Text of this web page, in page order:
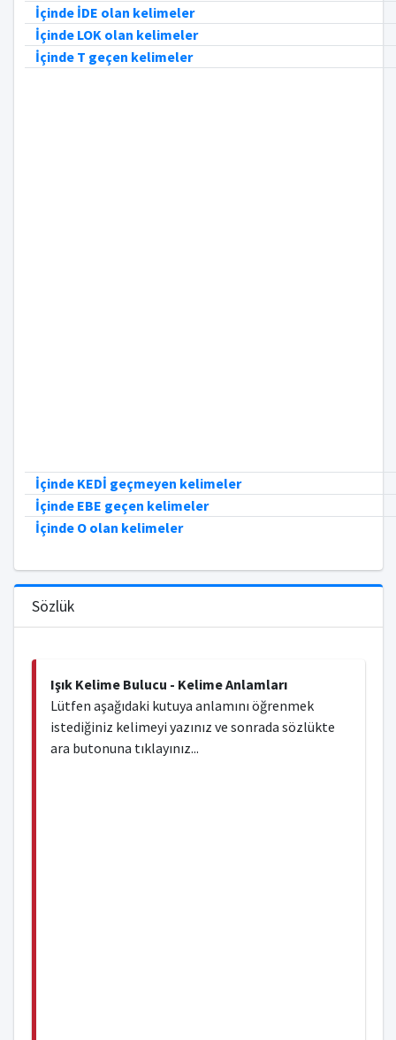
İçinde İDE olan kelimeler
İçinde LOK olan kelimeler
İçinde T geçen kelimeler
İçinde KEDİ geçmeyen kelimeler
İçinde EBE geçen kelimeler
İçinde O olan kelimeler
Sözlük
Işık Kelime Bulucu - Kelime Anlamları
Lütfen aşağıdaki kutuya anlamını öğrenmek
istediğiniz kelimeyi yazınız ve sonrada sözlükte
ara butonuna tıklayınız...